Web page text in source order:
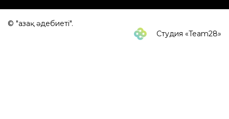
© "Қазақ әдебиеті".
Студия «Team28»